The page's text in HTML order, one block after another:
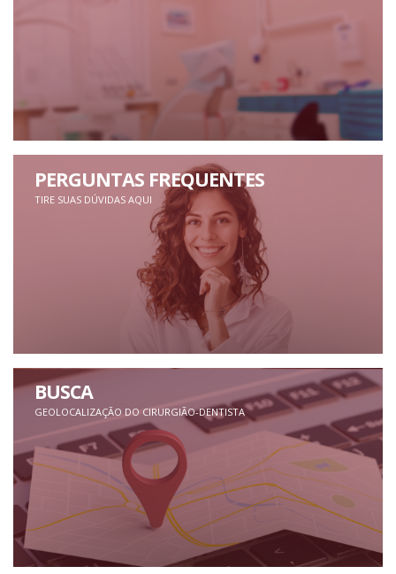
PERGUNTAS FREQUENTES
TIRE SUAS DÚVIDAS AQUI
BUSCA
GEOLOCALIZAÇÃO DO CIRURGIÃO-DENTISTA